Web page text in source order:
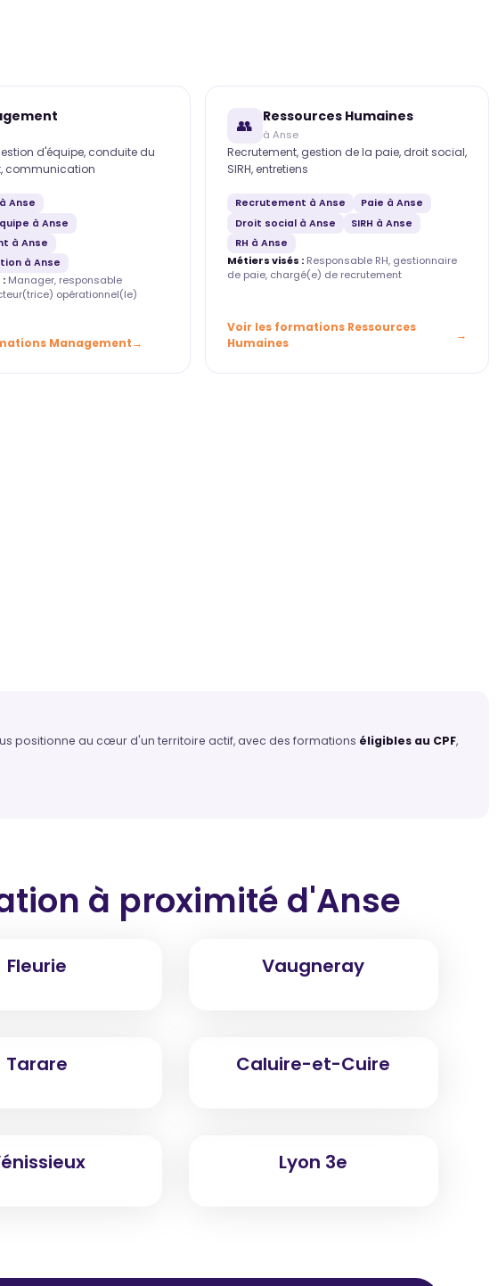
d'équipe, conduite du
communication
Anse
à Anse
à Anse
à Anse
: Manager, responsable
opérationnel(le)
Management
👥 Ressources Humaines
à Anse
Recrutement, gestion de la paie, droit social,
SIRH, entretiens
Recrutement à Anse
Paie à Anse
Droit social à Anse
SIRH à Anse
RH à Anse
Métiers visés : Responsable RH, gestionnaire
de paie, chargé(e) de recrutement
Voir les formations Ressources
Humaines
positionne au cœur d'un territoire actif, avec des formations éligibles au CPF,
à proximité d'Anse
Fleurie Vaugneray
Tarare Caluire-et-Cuire
Lyon 3e